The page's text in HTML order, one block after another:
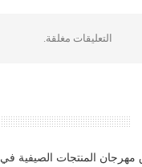
التعليقات مغلقة.
مهرجان المنتجات الصيفية في